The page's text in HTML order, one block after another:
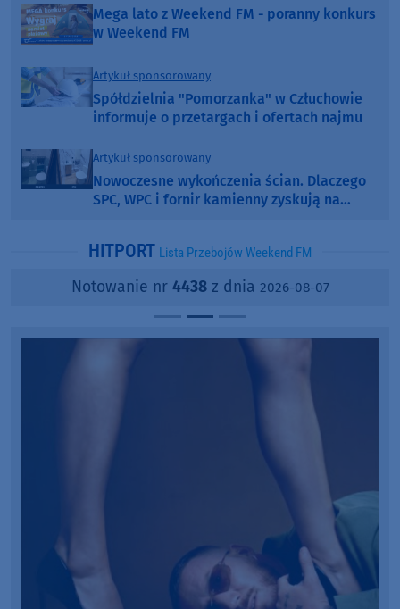
Mega lato z Weekend FM - poranny konkurs
w Weekend FM
Artykuł sponsorowany
Spółdzielnia "Pomorzanka" w Człuchowie
informuje o przetargach i ofertach najmu
Artykuł sponsorowany
Nowoczesne wykończenia ścian. Dlaczego
SPC, WPC i fornir kamienny zyskują na
HITPORT Lista Przebojów Weekend FM
Notowanie nr 4438z dnia 2026-08-07